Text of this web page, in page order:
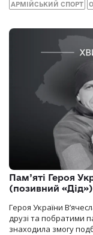
АРМІЙСЬКИЙ СПОРТ
Пам’яті Героя
(позивний «Дід»)
Героя України
друзі та побратими
знаходила змогу